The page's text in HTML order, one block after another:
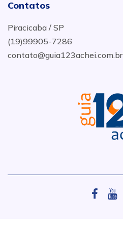
Contatos
Piracicaba / SP
(19)99905-7286
contato@guia123achei.com.br